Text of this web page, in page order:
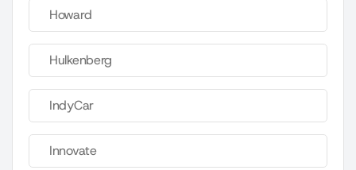
Howard
Hulkenberg
IndyCar
Innovate